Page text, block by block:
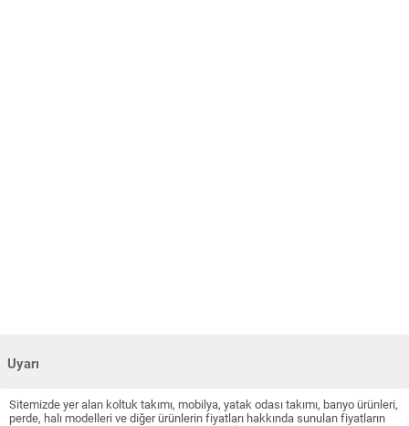
Uyarı
Sitemizde yer alan koltuk takımı, mobilya, yatak odası takımı, banyo ürünleri,
perde, halı modelleri ve diğer ürünlerin fiyatları hakkında sunulan fiyatların